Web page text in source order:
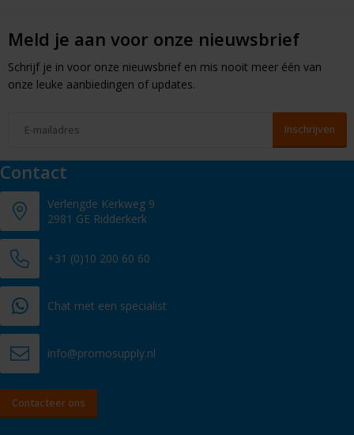
Meld je aan voor onze nieuwsbrief
Schrijf je in voor onze nieuwsbrief en mis nooit meer één van
onze leuke aanbiedingen of updates.
Contact
Verlengde Kerkweg 9
2981 GE Ridderkerk
+31 (0)10 200 60 60
Chat met een specialist
info@promosupply.nl
Contacteer ons